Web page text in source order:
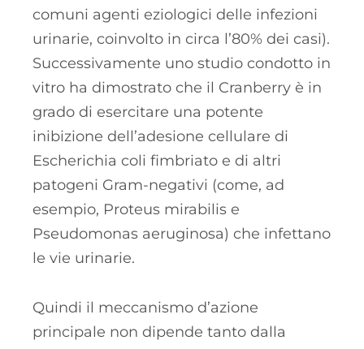
comuni agenti eziologici delle infezioni
urinarie, coinvolto in circa l’80% dei casi).
Successivamente uno studio condotto in
vitro ha dimostrato che il Cranberry è in
grado di esercitare una potente
inibizione dell’adesione cellulare di
Escherichia coli fimbriato e di altri
patogeni Gram-negativi (come, ad
esempio, Proteus mirabilis e
Pseudomonas aeruginosa) che infettano
le vie urinarie.
Quindi il meccanismo d’azione
principale non dipende tanto dalla